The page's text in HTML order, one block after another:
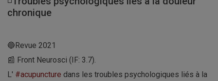
chronique
🔵Revue 2021
📰 Front Neurosci (IF: 3.7).
L' #acupuncture dans les troubles psychologiques liés à la